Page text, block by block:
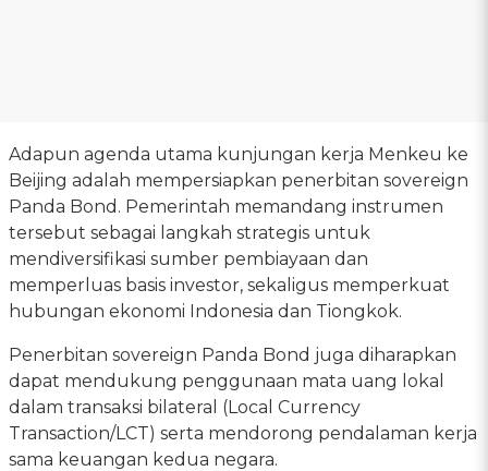
Adapun agenda utama kunjungan kerja Menkeu ke
Beijing adalah mempersiapkan penerbitan sovereign
Panda Bond. Pemerintah memandang instrumen
tersebut sebagai langkah strategis untuk
mendiversifikasi sumber pembiayaan dan
memperluas basis investor, sekaligus memperkuat
hubungan ekonomi Indonesia dan Tiongkok.
Penerbitan sovereign Panda Bond juga diharapkan
dapat mendukung penggunaan mata uang lokal
dalam transaksi bilateral (Local Currency
Transaction/LCT) serta mendorong pendalaman kerja
sama keuangan kedua negara.